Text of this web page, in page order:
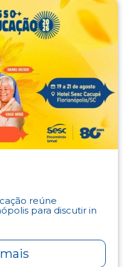
reúne
para discutir in